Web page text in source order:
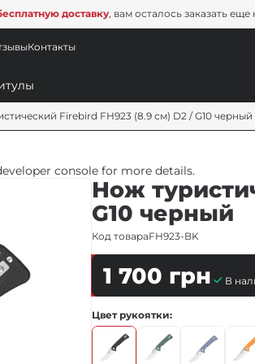
доставку, вам осталось заказать еще
Контакты
Firebird FH923 (8.9 см) D2 / G10 черный
console for more details.
Нож
G10 черный
Код товараFH923-BK
1 700 грн В
Цвет рукоятки